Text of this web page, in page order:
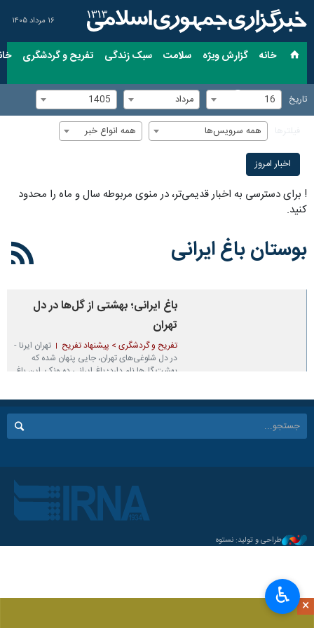
۱۶ مرداد ۱۴۰۵
خانه گزارش ویژه سلامت سبک زندگی تفریح و گردشگری
تاریخ 16 مرداد 1405
همه سرویس‌ها همه انواع خبر
اخبار امروز
! برای دسترسی به اخبار قدیمی‌تر، در منوی مربوطه سال و ماه را محدود
کنید.
بوستان باغ ایرانی
باغ ایرانی؛ بهشتی از گل‌ها در دل
تهران
تفریح و گردشگری > پیشنهاد تفریح
تهران ایرنا -
در دل شلوغی‌های تهران، جایی پنهان شده که
بهشت گل‌ها نام دارد؛ باغ ایرانی ده ونک. این باغ
دل‌انگیز شکوفه‌ها، فضایی آرام و دلنشین را به
عشق به طبیعت و زیبایی‌های آن را روایت می‌کند.
۱۴۰۴-۰۲-۱۱ ۰۸:۰۰
×
طراحی و تولید: نستوه
♿︎